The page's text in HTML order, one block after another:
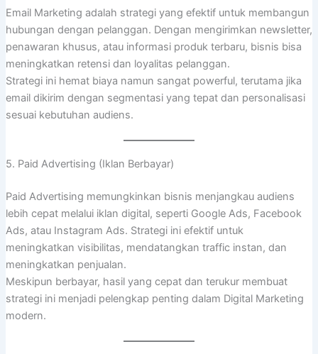
Email Marketing adalah strategi yang efektif untuk membangun
hubungan dengan pelanggan. Dengan mengirimkan newsletter,
penawaran khusus, atau informasi produk terbaru, bisnis bisa
meningkatkan retensi dan loyalitas pelanggan.
Strategi ini hemat biaya namun sangat powerful, terutama jika
email dikirim dengan segmentasi yang tepat dan personalisasi
sesuai kebutuhan audiens.
5. Paid Advertising (Iklan Berbayar)
Paid Advertising memungkinkan bisnis menjangkau audiens
lebih cepat melalui iklan digital, seperti Google Ads, Facebook
Ads, atau Instagram Ads. Strategi ini efektif untuk
meningkatkan visibilitas, mendatangkan traffic instan, dan
meningkatkan penjualan.
Meskipun berbayar, hasil yang cepat dan terukur membuat
strategi ini menjadi pelengkap penting dalam Digital Marketing
modern.